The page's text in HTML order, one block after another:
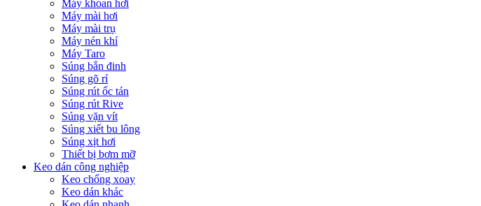
Máy khoan hơi
Máy mài hơi
Máy mài trụ
Máy nén khí
Máy Taro
Súng bắn đinh
Súng gõ rỉ
Súng rút ốc tán
Súng rút Rive
Súng vặn vít
Súng xiết bu lông
Súng xịt hơi
Thiết bị bơm mỡ
Keo dán công nghiệp
Keo chống xoay
Keo dán khác